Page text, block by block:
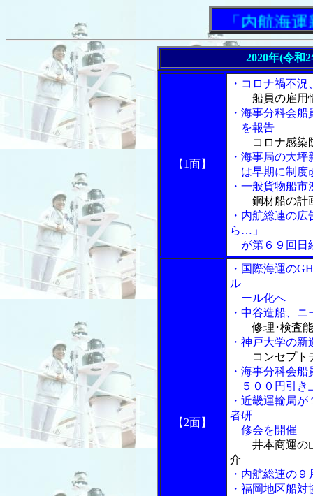
「内航海運新
2020年(令和
【1面】
・コロナ禍不
船員の雇用
・海事分科会
を報告
コロナ感染
・海事局の大
は早期に制度
・一般貨物船
鋼材船の計
・内航総連の
ら…」
が第６９回日
【2面】
・国際海運の
ル
ール化へ
・中谷造船、
修理･検査
・神戸大学の
コンセプト
・海事分科会
５００円引き
・近畿運輸局
者研
修会を開催
井本商運の
介
・内航総連の
・福岡地区船